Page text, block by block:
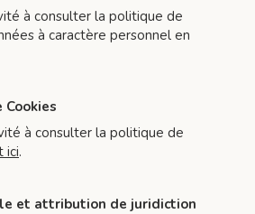
à consulter la politique de
à caractère personnel en
à consulter la politique de
ici.
et attribution de juridiction